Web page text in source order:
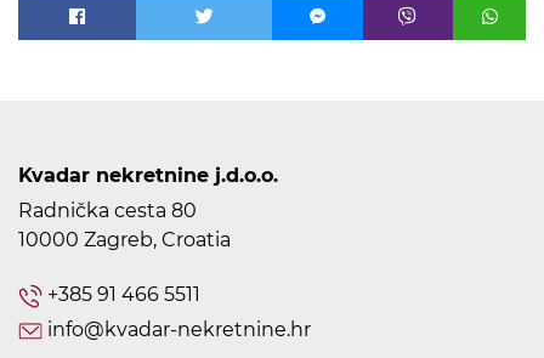
Kvadar nekretnine j.d.o.o.
Radnička cesta 80
10000 Zagreb, Croatia
+385 91 466 5511
info@kvadar-nekretnine.hr